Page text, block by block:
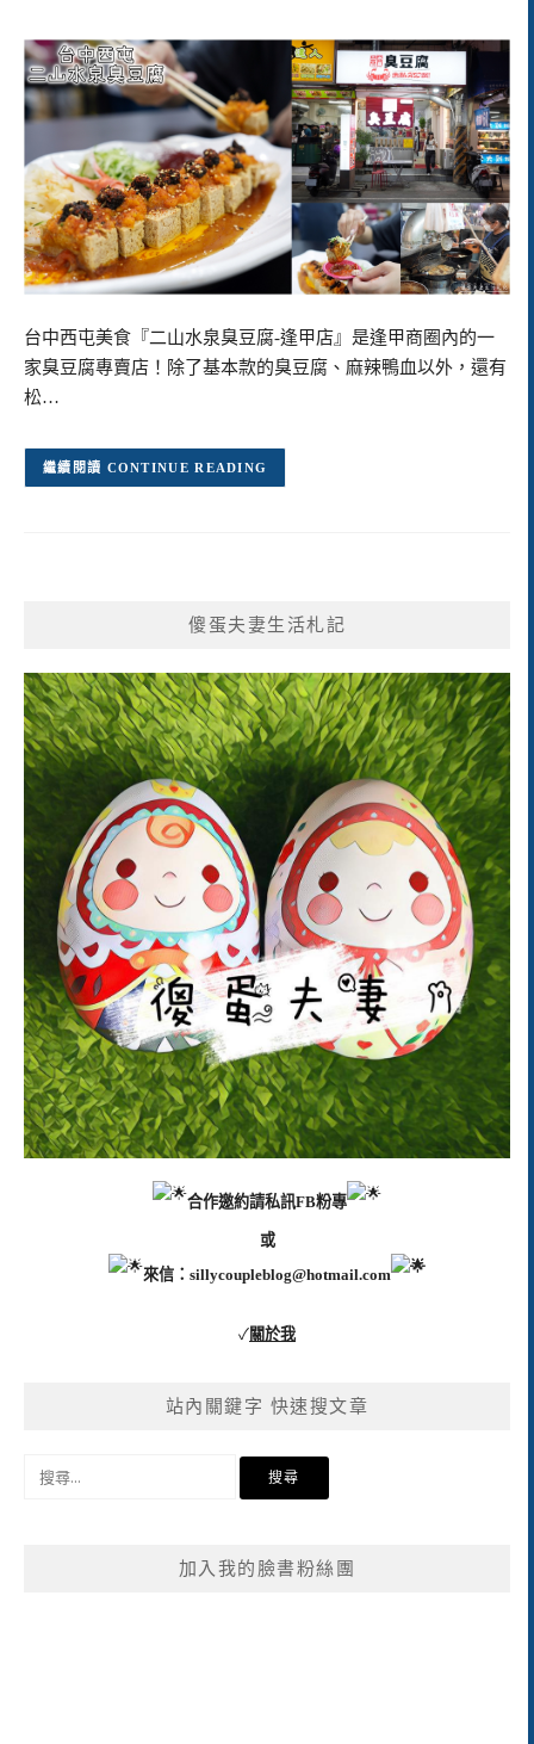
台中西屯美食『二山水泉臭豆腐-逢甲店』是逢甲商圈內的一
家臭豆腐專賣店！除了基本款的臭豆腐、麻辣鴨血以外，還有
松…
CONTINUE READING
傻蛋夫妻生活札記
合作邀約請私訊FB粉專
或
來信： sillycoupleblog@hotmail.com
✓關於我
站內關鍵字 快速搜文章
加入我的臉書粉絲團